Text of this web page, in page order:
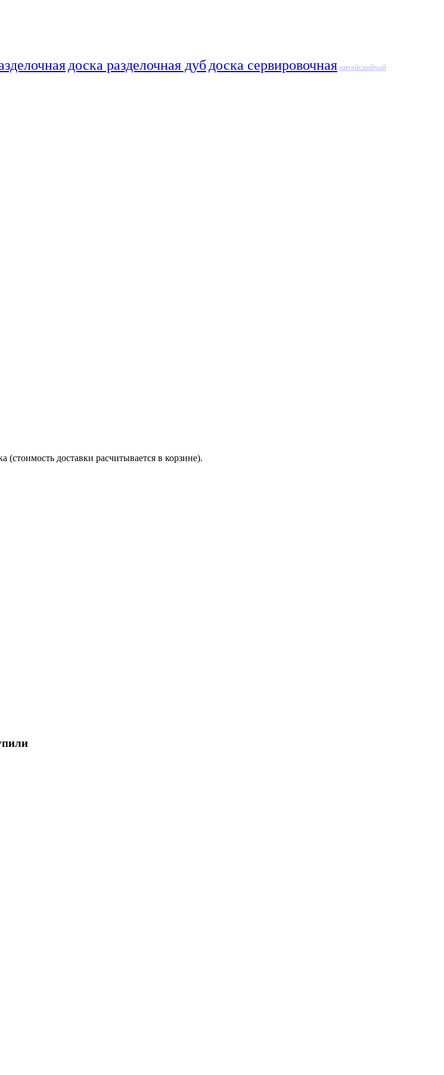
доска разделочная дуб доска сервировочная китайскийчай
доставки расчитывается в корзине).